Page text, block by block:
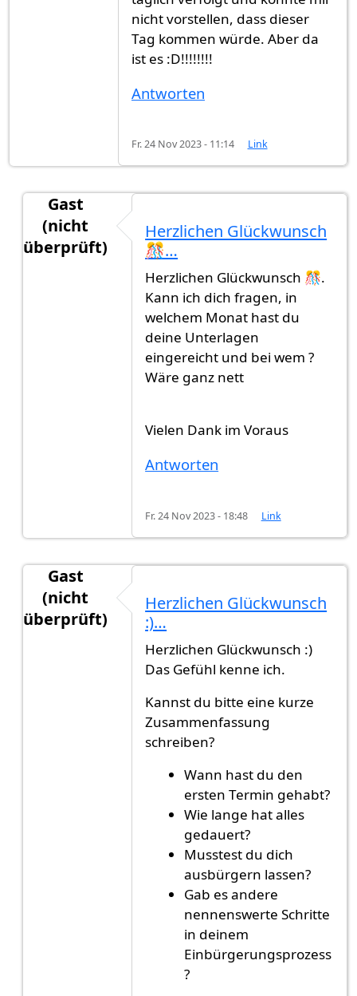
nicht vorstellen, dass dieser
Tag kommen würde. Aber da
ist es :D!!!!!!!!
Antworten
Fr. 24 Nov 2023 - 11:14 Link
Gast
(nicht
überprüft)
Ich möchte diesen Thread mit…
Herzlichen Glückwunsch
🎊…
Herzlichen Glückwunsch 🎊.
Kann ich dich fragen, in
welchem Monat hast du
deine Unterlagen
eingereicht und bei wem ?
Wäre ganz nett
Vielen Dank im Voraus
Antworten
Fr. 24 Nov 2023 - 18:48 Link
Gast
(nicht
überprüft)
Herzlichen Glückwunsch
:)…
Herzlichen Glückwunsch :)
Das Gefühl kenne ich.
Kannst du bitte eine kurze
Zusammenfassung
schreiben?
Wann hast du den
ersten Termin gehabt?
Wie lange hat alles
gedauert?
Musstest du dich
ausbürgern lassen?
Gab es andere
nennenswerte Schritte
in deinem
Einbürgerungsprozess
?